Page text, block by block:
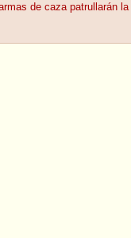
de caza patrullarán